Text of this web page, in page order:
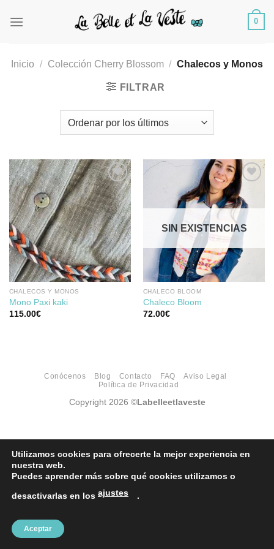
0
Inicio / Colección Cherry Blossom / Chalecos y Monos
FILTRAR
Añadir
a la
lista de
deseos
CHALECOS Y MONOS
Mono Paxi kaki
115.00€
Añadir
lista de
SIN EXISTENCIAS
CHALECO BLOOM
Chaleco Bloom
72.00€
Conócenos Blog Contacto FAQ
Aviso Legal
Política de Privacidad
Copyright 2026 ©Labelleetlaveste
Utilizamos cookies para ofrecerte la mejor experiencia en
nuestra web.
Puedes aprender más sobre qué cookies utilizamos o
desactivarlas en los ajustes .
Aceptar